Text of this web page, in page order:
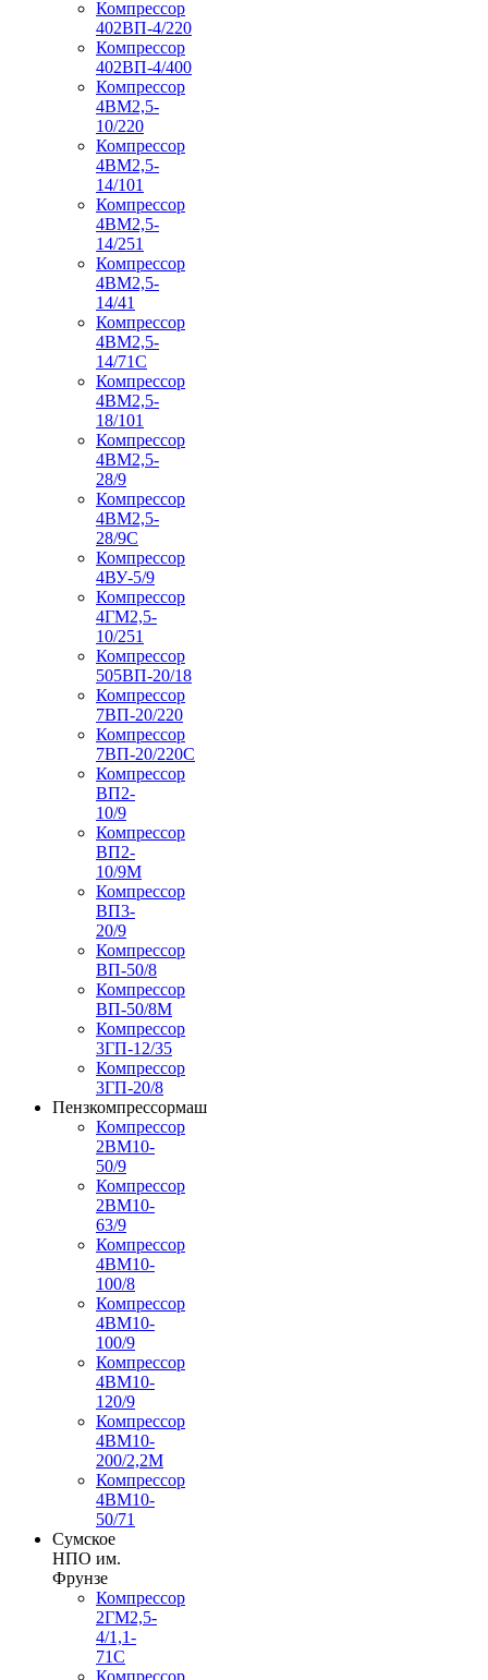
Компрессор
402ВП-4/220
Компрессор
402ВП-4/400
Компрессор
4ВМ2,5-
10/220
Компрессор
4ВМ2,5-
14/101
Компрессор
4ВМ2,5-
14/251
Компрессор
4ВМ2,5-
14/41
Компрессор
4ВМ2,5-
14/71C
Компрессор
4ВМ2,5-
18/101
Компрессор
4ВМ2,5-
28/9
Компрессор
4ВМ2,5-
28/9С
Компрессор
4ВУ-5/9
Компрессор
4ГМ2,5-
10/251
Компрессор
505ВП-20/18
Компрессор
7ВП-20/220
Компрессор
7ВП-20/220С
Компрессор
ВП2-
10/9
Компрессор
ВП2-
10/9М
Компрессор
ВП3-
20/9
Компрессор
ВП-50/8
Компрессор
ВП-50/8М
Компрессор
3ГП-12/35
Компрессор
3ГП-20/8
Пензкомпрессормаш
Компрессор
2ВМ10-
50/9
Компрессор
2ВМ10-
63/9
Компрессор
4ВМ10-
100/8
Компрессор
4ВМ10-
100/9
Компрессор
4ВМ10-
120/9
Компрессор
4ВМ10-
200/2,2М
Компрессор
4ВМ10-
50/71
Сумское
НПО им.
Фрунзе
Компрессор
2ГМ2,5-
4/1,1-
71С
Компрессор